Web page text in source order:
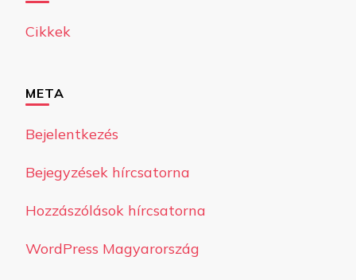
Cikkek
META
Bejelentkezés
Bejegyzések hírcsatorna
Hozzászólások hírcsatorna
WordPress Magyarország